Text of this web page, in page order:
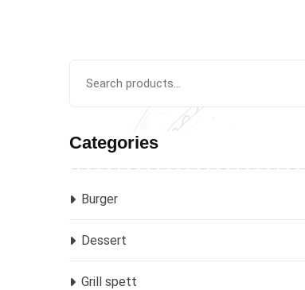
Categories
Burger
Dessert
Grill spett